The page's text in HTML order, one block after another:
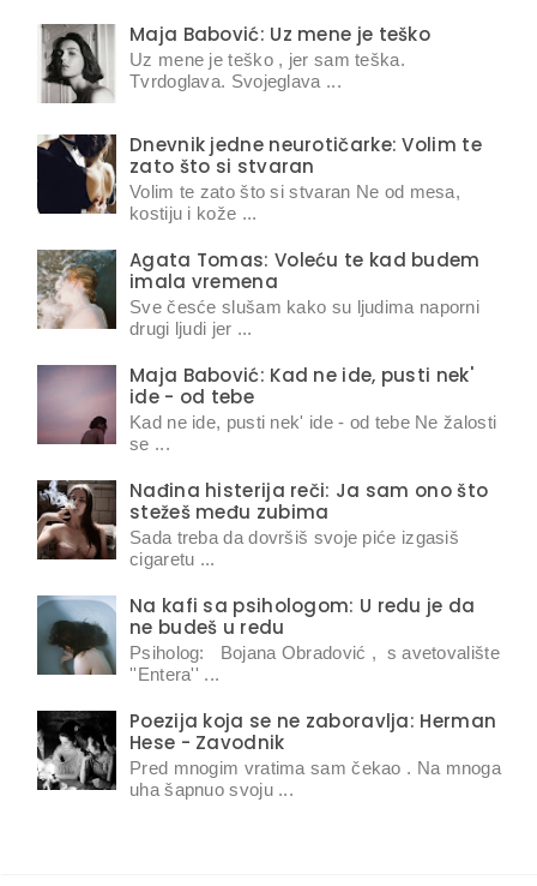
Maja Babović: Uz mene je teško
Uz mene je teško , jer sam teška.
Tvrdoglava. Svojeglava ...
Dnevnik jedne neurotičarke: Volim te
zato što si stvaran
Volim te zato što si stvaran Ne od mesa,
kostiju i kože ...
Agata Tomas: Voleću te kad budem
imala vremena
Sve česće slušam kako su ljudima naporni
drugi ljudi jer ...
Maja Babović: Kad ne ide, pusti nek'
ide - od tebe
Kad ne ide, pusti nek' ide - od tebe Ne žalosti
se ...
Nađina histerija reči: Ja sam ono što
stežeš među zubima
Sada treba da dovršiš svoje piće izgasiš
cigaretu ...
Na kafi sa psihologom: U redu je da
ne budeš u redu
Psiholog: Bojana Obradović , s avetovalište
''Entera'' ...
Poezija koja se ne zaboravlja: Herman
Hese - Zavodnik
Pred mnogim vratima sam čekao . Na mnoga
uha šapnuo svoju ...